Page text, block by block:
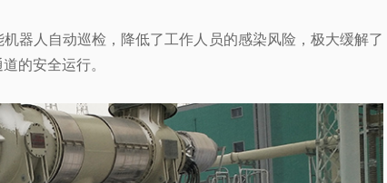
器人自动巡检，降低了工作人员的感染风险，极大缓解了
的安全运行。